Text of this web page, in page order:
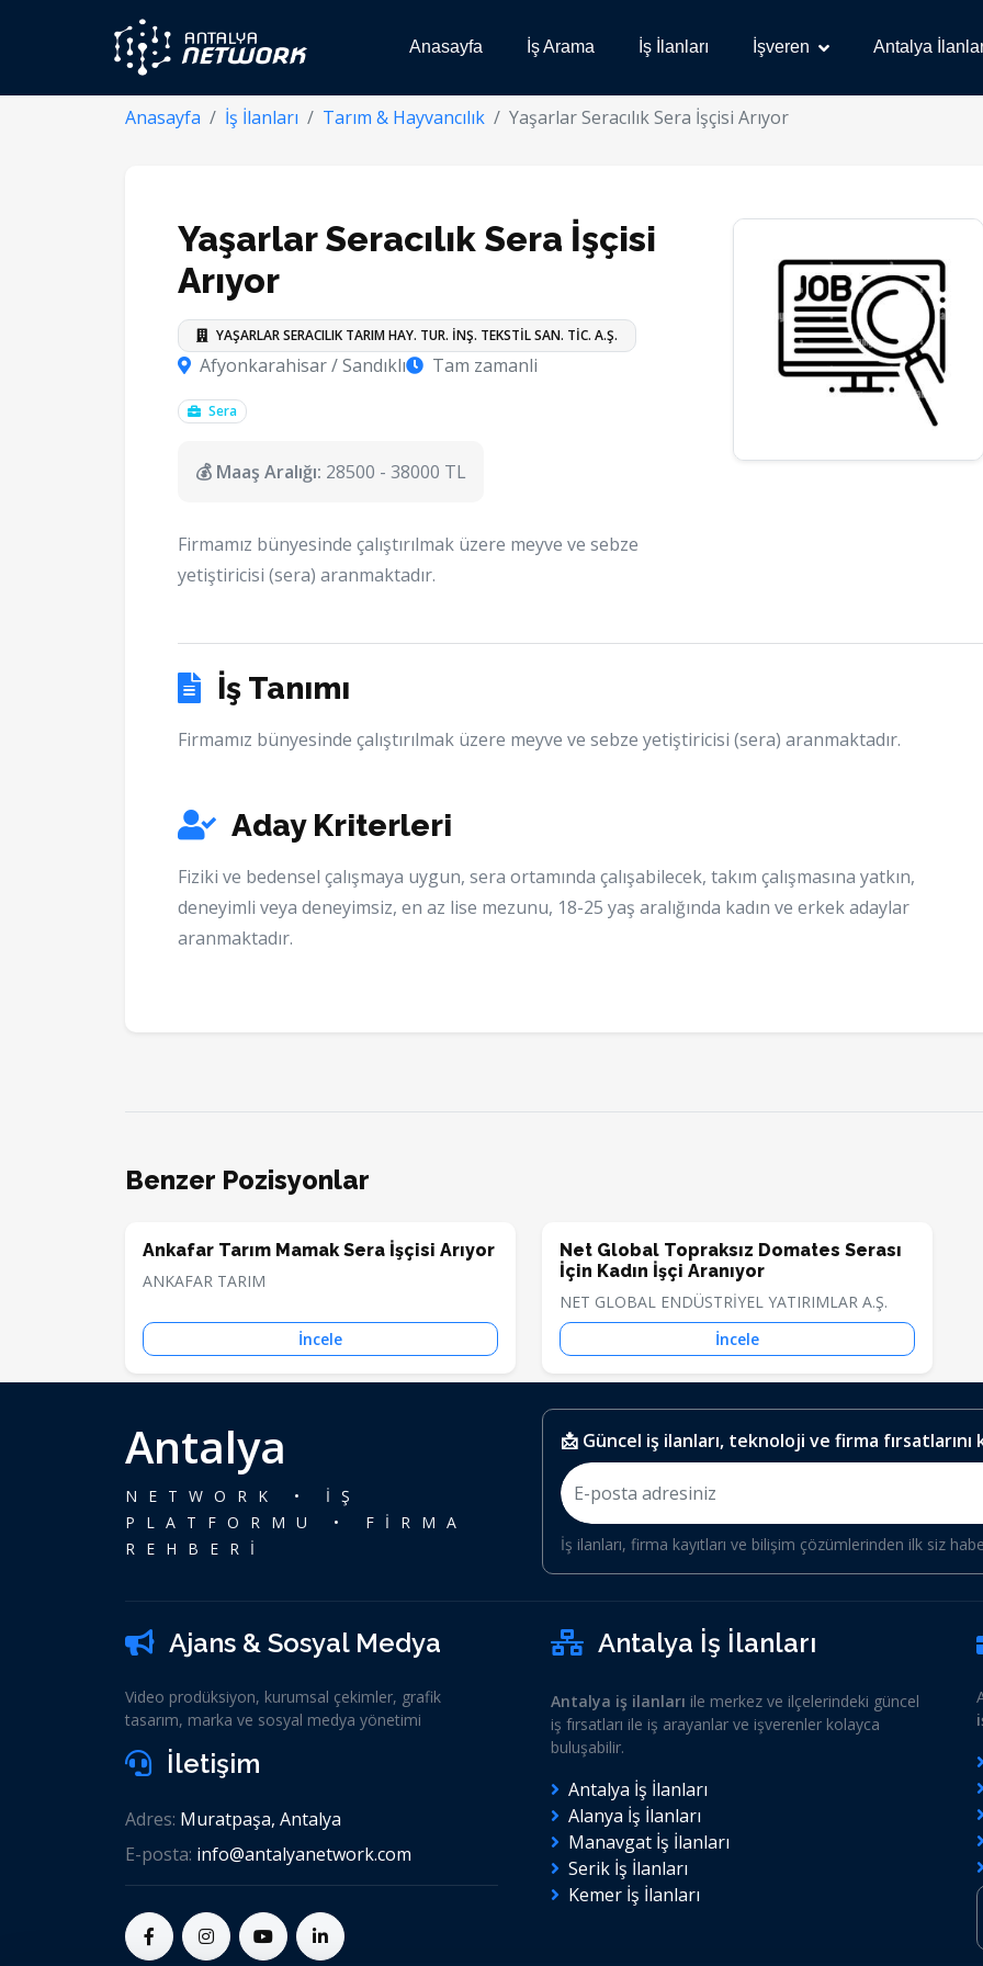
Anasayfa İş Arama İş İlanları İşveren Antalya
Anasayfa İş İlanları Tarım & Hayvancılık Yaşarlar Seracılık Sera İşçisi Arıyor
Yaşarlar Seracılık Sera İşçisi
Arıyor
YAŞARLAR SERACILIK TARIM HAY. TUR. İNŞ. TEKSTİL SAN. TİC. A.Ş.
Afyonkarahisar / Sandıklı Tam zamanli
Sera
💰 Maaş Aralığı: 28500 - 38000 TL
Firmamız bünyesinde çalıştırılmak üzere meyve ve sebze
yetiştiricisi (sera) aranmaktadır.
İş Tanımı
Firmamız bünyesinde çalıştırılmak üzere meyve ve sebze yetiştiricisi (sera) aranmaktadır.
Aday Kriterleri
Fiziki ve bedensel çalışmaya uygun, sera ortamında çalışabilecek, takım çalışmasına yatkın,
deneyimli veya deneyimsiz, en az lise mezunu, 18-25 yaş aralığında kadın ve erkek adaylar
aranmaktadır.
Benzer Pozisyonlar
Ankafar Tarım Mamak Sera İşçisi Arıyor
ANKAFAR TARIM
İncele
Net Global Topraksız Domates Serası
İçin Kadın İşçi Aranıyor
NET GLOBAL ENDÜSTRİYEL YATIRIMLAR A.Ş.
İncele
Antalya
NETWORK • İŞ
PLATFORMU • FİRMA
REHBERİ
📩 Güncel iş ilanları, teknoloji ve firma fırsatlarını
İş ilanları, firma kayıtları ve bilişim çözümlerinden ilk siz
Ajans & Sosyal Medya
Video prodüksiyon, kurumsal çekimler, grafik
tasarım, marka ve sosyal medya yönetimi
İletişim
Adres: Muratpaşa, Antalya
E-posta: info@antalyanetwork.com
Antalya İş İlanları
Antalya iş ilanları ile merkez ve ilçelerindeki güncel
iş fırsatları ile iş arayanlar ve işverenler kolayca
buluşabilir.
Antalya İş İlanları
Alanya İş İlanları
Manavgat İş İlanları
Serik İş İlanları
Kemer İş İlanları